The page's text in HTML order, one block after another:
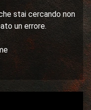
stai cercando non
un errore.